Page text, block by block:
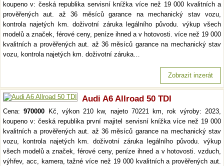
koupeno v: česká republika servisní knížka více než 19 000 kvalitních a
prověřených aut. až 36 měsíců garance na mechanický stav vozu,
kontrola najetých km. doživotní záruka legálního původu. výkup všech
modelů a značek, férové ceny, peníze ihned a v hotovosti. více než 19 000
kvalitních a prověřených aut. až 36 měsíců garance na mechanický stav
vozu, kontrola najetých km. doživotní záruka…
Zobrazit inzerát
Audi A6 Allroad 50 TDI
Cena:970000 Kč, výkon 210 kw, najeto 70221 km, rok výroby: 2023,
koupeno v: česká republika první majitel servisní knížka více než 19 000
kvalitních a prověřených aut. až 36 měsíců garance na mechanický stav
vozu, kontrola najetých km. doživotní záruka legálního původu. výkup
všech modelů a značek, férové ceny, peníze ihned a v hotovosti. vzduch,
výhřev, acc, kamera, tažné více než 19 000 kvalitních a prověřených aut.